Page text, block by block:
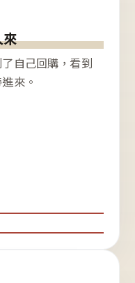
來
自己回購，看到
來。